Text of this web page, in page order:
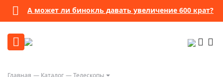
А может ли бинокль давать увеличение 600 крат?
Главная Каталог
Телескопы